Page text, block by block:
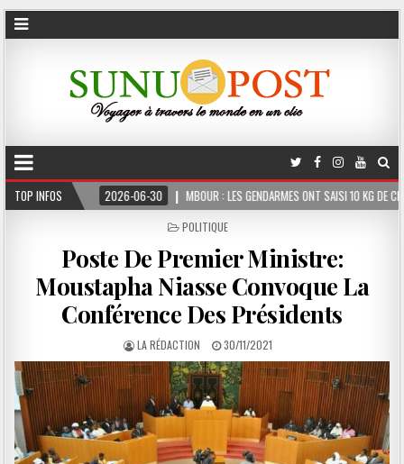
TOP INFOS
2026-06-30 MBOUR : LES GENDARMES ONT SAISI 10 KG DE CHANVRE INDIEN
POSTED
POLITIQUE
Poste De Premier Ministre:
Moustapha Niasse Convoque La
Conférence Des Présidents
LA RÉDACTION 30/11/2021